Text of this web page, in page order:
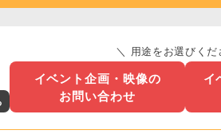
＼ 用途をお選びくだ
イベント企画・映像の
お問い合わせ
イ